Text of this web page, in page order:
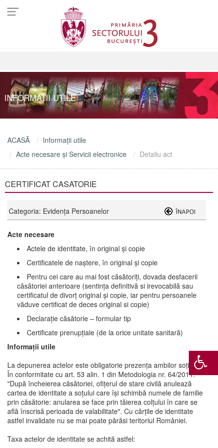
INFORMAŢII UTILE
ACASĂ
Informaţii utile
Acte necesare şi Servicii electronice
Detaliu act
CERTIFICAT CASATORIE
Categoria: Evidenţa Persoanelor
Acte necesare
Actele de identitate, în original şi copie
Certificatele de naştere, în original şi copie
Pentru cei care au mai fost căsătoriţi, dovada desfacerii
căsătoriei anterioare (sentinţa definitivă si irevocabilă sau
certificatul de divorţ original şi copie, iar pentru persoanele
văduve certificat de deces original si copie)
Declaraţie căsătorie – formular tip
Certificate prenupţiale (de la orice unitate sanitară)
Informații utile
La depunerea actelor este obligatorie prezenţa ambilor soţi.
În conformitate cu art. 53 alin. 1 din Metodologia nr. 64/2011:
"După încheierea căsătoriei, ofițerul de stare civilă anulează
cartea de identitate a soțului care își schimbă numele de familie
prin căsătorie: anularea se face prin tăierea colțului în care se
află înscrisă perioada de valabilitate". Cu cărțile de identitate
astfel invalidate nu se mai poate părăsi teritoriul României.
Taxa actelor de identitate se achită astfel: